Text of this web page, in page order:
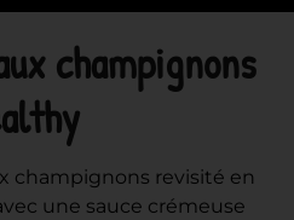
champignons
champignons revisité en
une sauce crémeuse